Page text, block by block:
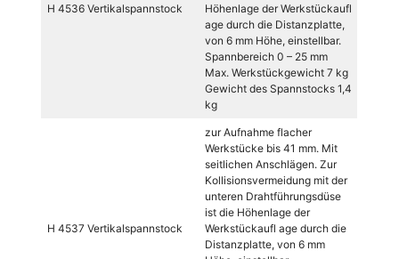
H 4536 Vertikalspannstock
Höhenlage der Werkstückaufl
age durch die Distanzplatte,
von 6 mm Höhe, einstellbar.
Spannbereich 0 – 25 mm
Max. Werkstückgewicht 7 kg
Gewicht des Spannstocks 1,4
kg
H 4537 Vertikalspannstock
zur Aufnahme flacher
Werkstücke bis 41 mm. Mit
seitlichen Anschlägen. Zur
Kollisionsvermeidung mit der
unteren Drahtführungsdüse
ist die Höhenlage der
Werkstückaufl age durch die
Distanzplatte, von 6 mm